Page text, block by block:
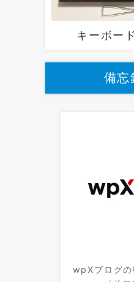
キーボー
備忘
wpXブログの